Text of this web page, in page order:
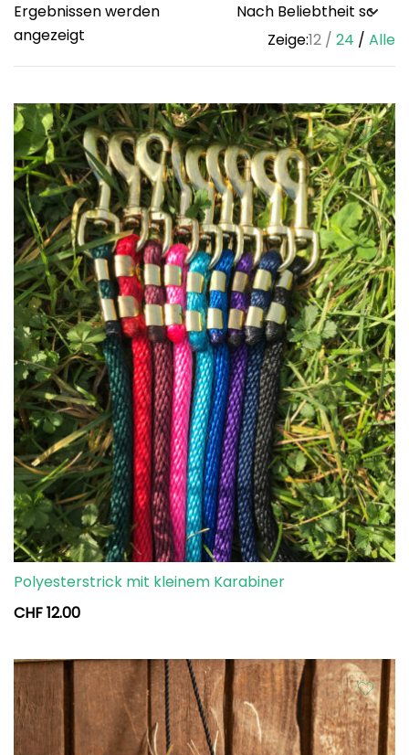
Ergebnissen werden
angezeigt
Zeige:12 24 Alle
Polyesterstrick mit kleinem Karabiner
CHF12.00